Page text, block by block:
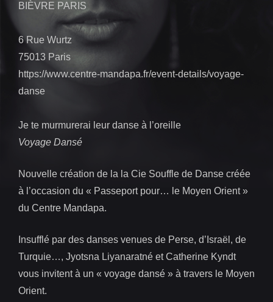
BIÈVRE PARIS
6 Rue Wurtz
75013 Paris
https://www.centre-mandapa.fr/event-details/voyage-
danse
Je te murmurerai leur danse à l’oreille
Voyage Dansé
Nouvelle création de la la Cie Souffle de Danse créée
à l’occasion du « Passeport pour… le Moyen Orient »
du Centre Mandapa.
Insufflé par des danses venues de Perse, d’Israël, de
Turquie…, Jyotsna Liyanaratné et Catherine Kyndt
vous invitent à un « voyage dansé » à travers le Moyen
Orient.